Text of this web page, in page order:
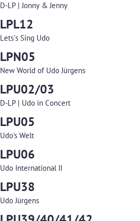
D-LP | Jonny & Jenny
LPL12
Lets's Sing Udo
LPN05
New World of Udo Jürgens
LPU02/03
D-LP | Udo in Concert
LPU05
Udo's Welt
LPU06
Udo International II
LPU38
Udo Jürgens